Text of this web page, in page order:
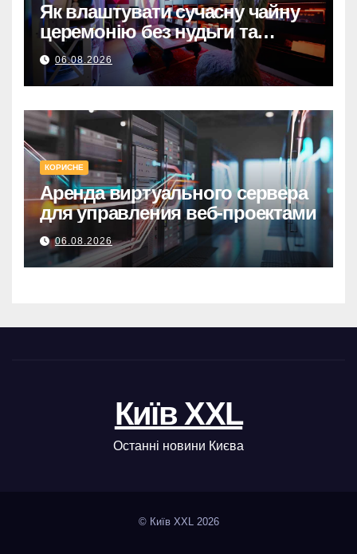
Як влаштувати сучасну чайну
церемонію без нудьги та
архаїки
06.08.2026
КОРИСНЕ
Аренда виртуального сервера
для управления веб-проектами
06.08.2026
Київ XXL
Останні новини Києва
© Київ XXL 2026